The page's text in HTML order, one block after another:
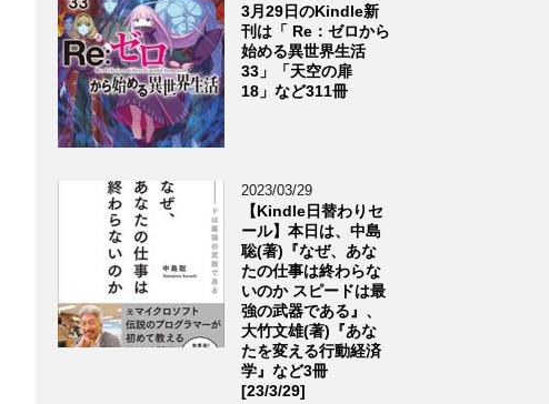
3月29日のKindle新
刊は「 Re：ゼロから
始める異世界生活
33」「天空の扉
18」など311冊
2023/03/29
【Kindle日替わりセ
ール】本日は、中島
聡(著)『なぜ、あな
たの仕事は終わらな
いのか スピードは最
強の武器である』、
大竹文雄(著)『あな
たを変える行動経済
学』など3冊
[23/3/29]